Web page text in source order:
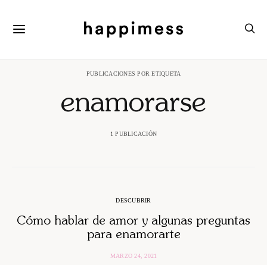
PUBLICACIONES POR ETIQUETA
enamorarse
1 PUBLICACIÓN
DESCUBRIR
Cómo hablar de amor y algunas preguntas
para enamorarte
MARZO 24, 2021